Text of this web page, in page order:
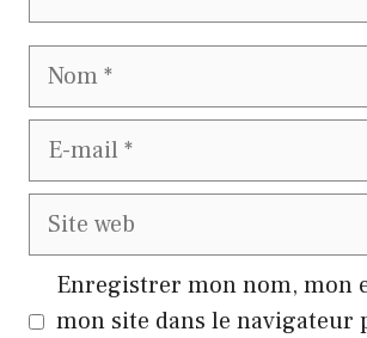
Nom
E-
Site
Enregistrer mon nom, mon
mon site dans le navigateur